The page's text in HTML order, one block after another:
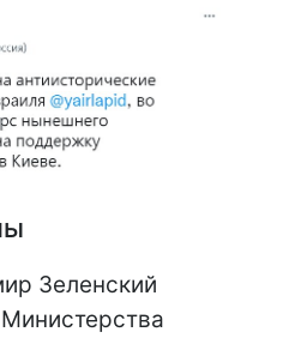
Зеленский
Министерства